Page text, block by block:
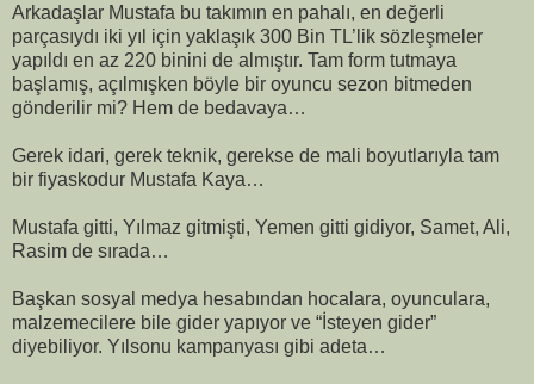
Arkadaşlar Mustafa bu takımın en pahalı, en değerli
parçasıydı iki yıl için yaklaşık 300 Bin TL’lik sözleşmeler
yapıldı en az 220 binini de almıştır. Tam form tutmaya
başlamış, açılmışken böyle bir oyuncu sezon bitmeden
gönderilir mi? Hem de bedavaya…
Gerek idari, gerek teknik, gerekse de mali boyutlarıyla tam
bir fiyaskodur Mustafa Kaya…
Mustafa gitti, Yılmaz gitmişti, Yemen gitti gidiyor, Samet, Ali,
Rasim de sırada…
Başkan sosyal medya hesabından hocalara, oyunculara,
malzemecilere bile gider yapıyor ve “İsteyen gider”
diyebiliyor. Yılsonu kampanyası gibi adeta…